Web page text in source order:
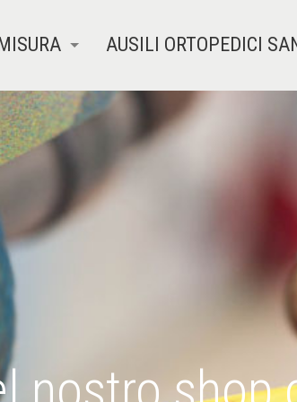
AUSILI ORTOPEDICI